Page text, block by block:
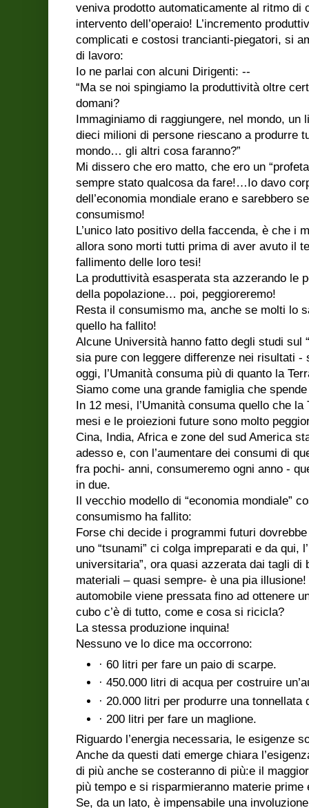
veniva prodotto automaticamente al ritmo di
intervento dell’operaio! L’incremento
complicati e costosi trancianti-piegatori, si
di lavoro:
Io ne parlai con alcuni Dirigenti: --
“Ma se noi spingiamo la produttività oltre
domani?
Immaginiamo di raggiungere, nel mondo,
dieci milioni di persone riescano a produrre
mondo… gli altri cosa faranno?”
Mi dissero che ero matto, che ero un
sempre stato qualcosa da fare!…Io davo
dell’economia mondiale erano e sarebbero
consumismo!
L’unico lato positivo della faccenda, è che i
allora sono morti tutti prima di aver avuto il
fallimento delle loro tesi!
La produttività esasperata sta azzerando le
della popolazione… poi, peggioreremo!
Resta il consumismo ma, anche se molti lo
quello ha fallito!
Alcune Università hanno fatto degli studi sul
sia pure con leggere differenze nei risultati
oggi, l’Umanità consuma più di quanto la
Siamo come una grande famiglia che
In 12 mesi, l’Umanità consuma quello che
mesi e le proiezioni future sono molto
Cina, India, Africa e zone del sud America
adesso e, con l’aumentare dei consumi di
fra pochi- anni, consumeremo ogni anno -
in due.
Il vecchio modello di “economia mondiale”
consumismo ha fallito:
Forse chi decide i programmi futuri
uno “tsunami” ci colga impreparati e da qui,
universitaria”, ora quasi azzerata dai tagli di
materiali – quasi sempre- è una pia
automobile viene pressata fino ad ottenere
cubo c’è di tutto, come e cosa si ricicla?
La stessa produzione inquina!
Nessuno ve lo dice ma occorrono:
· 60 litri per fare un paio di scarpe.
· 450.000 litri di acqua per costruire
· 20.000 litri per produrre una tonnellata
· 200 litri per fare un maglione.
Riguardo l’energia necessaria, le esigenze
Anche da questi dati emerge chiara
di più anche se costeranno di più:e il
più tempo e si risparmieranno materie prime
Se, da un lato, è impensabile una